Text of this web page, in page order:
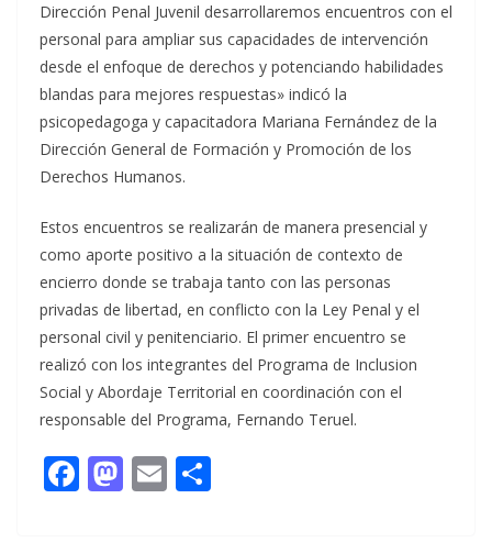
Dirección Penal Juvenil desarrollaremos encuentros con el
personal para ampliar sus capacidades de intervención
desde el enfoque de derechos y potenciando habilidades
blandas para mejores respuestas» indicó la
psicopedagoga y capacitadora Mariana Fernández de la
Dirección General de Formación y Promoción de los
Derechos Humanos.
Estos encuentros se realizarán de manera presencial y
como aporte positivo a la situación de contexto de
encierro donde se trabaja tanto con las personas
privadas de libertad, en conflicto con la Ley Penal y el
personal civil y penitenciario. El primer encuentro se
realizó con los integrantes del Programa de Inclusion
Social y Abordaje Territorial en coordinación con el
responsable del Programa, Fernando Teruel.
F M E